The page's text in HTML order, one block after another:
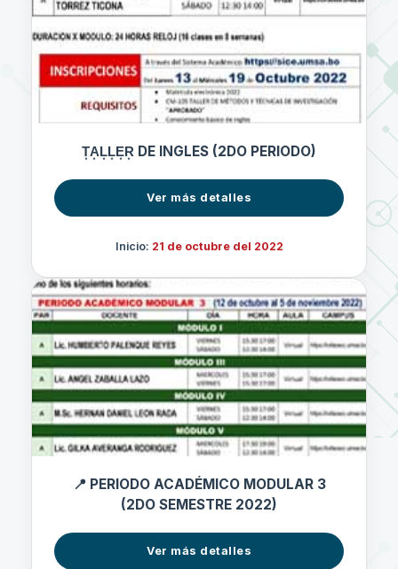
T͙A͙L͙L͙E͙R͙ DE INGLES (2DO PERIODO)
Ver más detalles
Inicio: 21 de octubre del 2022
📍 PERIODO ACADÉMICO MODULAR 3
(2DO SEMESTRE 2022)
Ver más detalles